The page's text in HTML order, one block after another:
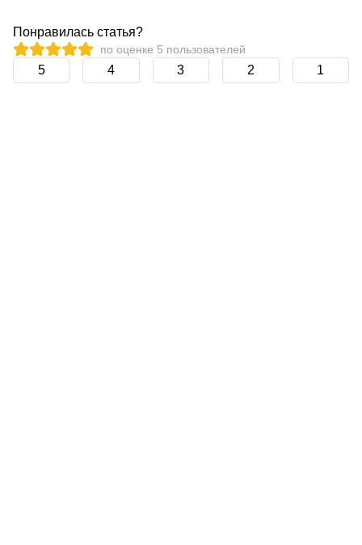
Понравилась статья?
по оценке 5 пользователей
5 4 3 2 1